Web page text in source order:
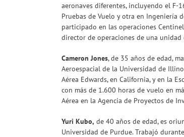
aeronaves diferentes, incluyendo el F-
Pruebas de Vuelo y otra en Ingeniería
participado en las operaciones
director de operaciones de una unidad
Cameron Jones, de 35 años de edad,
Aeroespacial de la Universidad de
Aérea Edwards, en California, y en la
con más de 1.600 horas de vuelo en
Aérea en la Agencia de Proyectos de
Yuri Kubo, de 40 años de edad, es
Universidad de Purdue. Trabajó